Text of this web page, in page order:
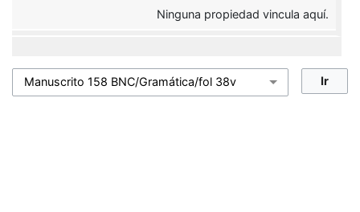
Ninguna propiedad vincula aquí.